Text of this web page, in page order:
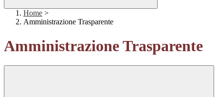
Home >
Amministrazione Trasparente
Amministrazione Trasparente